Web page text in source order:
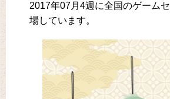
2017年07月4週に全国のゲーム
場しています。